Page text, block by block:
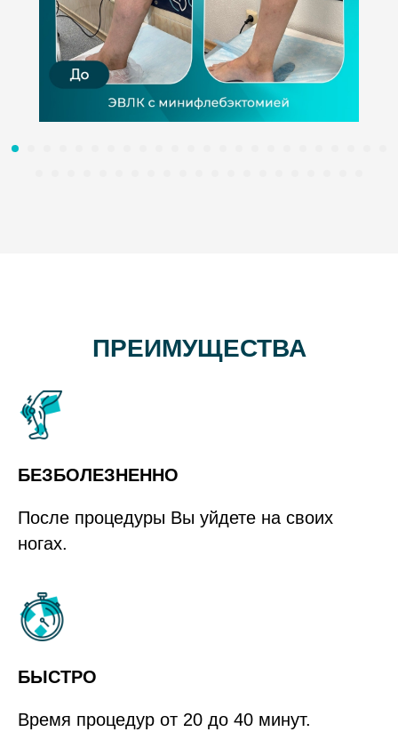
ПРЕИМУЩЕСТВА
БЕЗБОЛЕЗНЕННО
После процедуры Вы уйдете на своих
ногах.
БЫСТРО
Время процедур от 20 до 40 минут.